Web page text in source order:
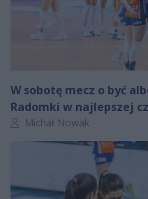
W sobotę mecz o być
Radomki w najlepszej
Autor artykułu:
Michał Nowak